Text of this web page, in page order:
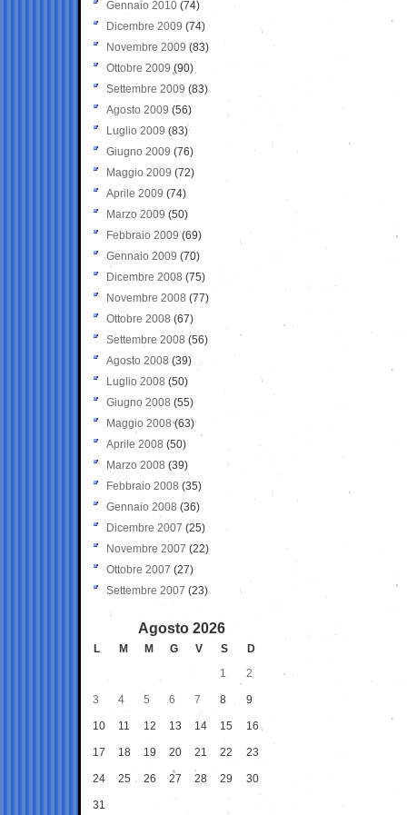
Gennaio 2010 (74)
Dicembre 2009 (74)
Novembre 2009 (83)
Ottobre 2009 (90)
Settembre 2009 (83)
Agosto 2009 (56)
Luglio 2009 (83)
Giugno 2009 (76)
Maggio 2009 (72)
Aprile 2009 (74)
Marzo 2009 (50)
Febbraio 2009 (69)
Gennaio 2009 (70)
Dicembre 2008 (75)
Novembre 2008 (77)
Ottobre 2008 (67)
Settembre 2008 (56)
Agosto 2008 (39)
Luglio 2008 (50)
Giugno 2008 (55)
Maggio 2008(63)
Aprile 2008 (50)
Marzo 2008 (39)
Febbraio 2008 (35)
Gennaio 2008 (36)
Dicembre 2007 (25)
Novembre 2007 (22)
Ottobre 2007 (27)
Settembre 2007 (23)
Agosto 2026
L M M G V S
D
1
2
3 4 5 6 7 8 9
10 11 12 13 14 15 16
17 18 19 20 21 22 23
24 25 26 27 28 29 30
31